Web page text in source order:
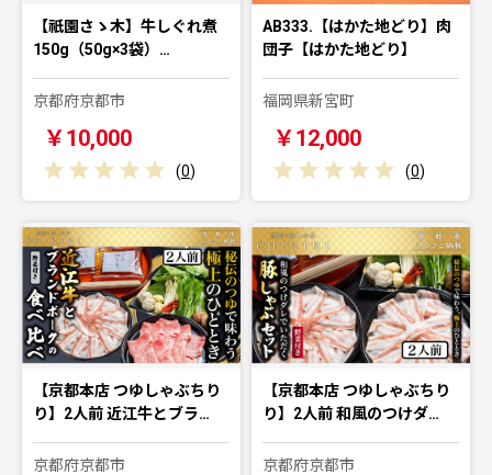
【祇園さゝ木】牛しぐれ煮
150g（50g×3袋）…
京都府京都市
￥10,000
(0)
AB333.【はかた地どり】肉
団子【はかた地どり】
福岡県新宮町
￥12,000
(0)
【京都本店 つゆしゃぶちり
り】2人前 近江牛とブラ…
京都府京都市
【京都本店 つゆしゃぶちり
り】2人前 和風のつけダ…
京都府京都市